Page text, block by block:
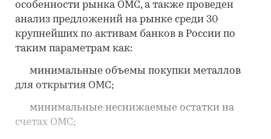
особенности рынка ОМС, а также проведен
анализ предложений на рынке среди 30
крупнейших по активам банков в России по
таким параметрам как:
минимальные объемы покупки металлов
для открытия ОМС;
минимальные неснижаемые остатки на
счетах ОМС;